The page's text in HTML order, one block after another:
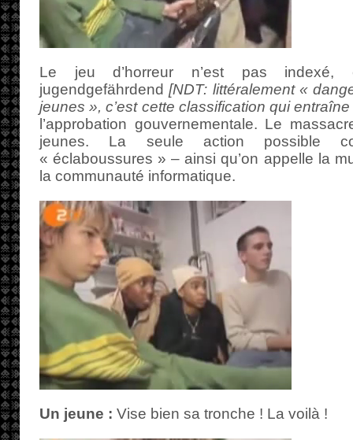
Le jeu d’horreur n’est pas indexé,
jugendgefährdend[NDT: littéralement «
jeunes », c’est cette classification qui
l’approbation gouvernementale. Le
jeunes. La seule action possible
« éclaboussures » – ainsi qu’on appelle la
la communauté informatique.
Un jeune : Vise bien sa tronche ! La voilà !